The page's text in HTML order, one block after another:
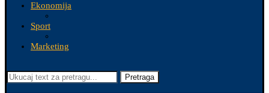
Ekonomija
Sport
Marketing
Pretraga